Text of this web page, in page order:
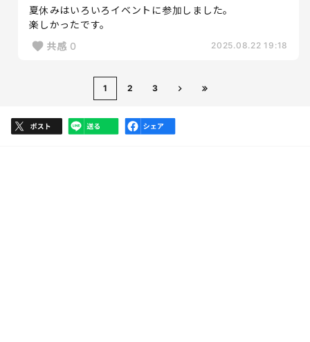
夏休みはいろいろイベントに参加しました。
楽しかったです。
共感 0 2025.08.22 19:18
1 2 3